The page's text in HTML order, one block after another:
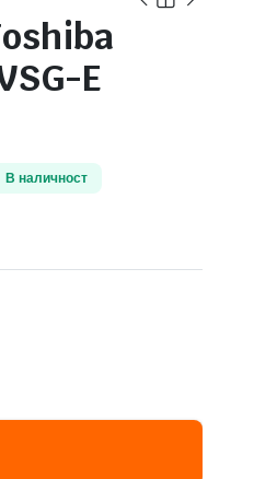
E
В наличност